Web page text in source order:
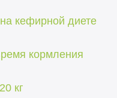
кефирной диете
кормления
кг